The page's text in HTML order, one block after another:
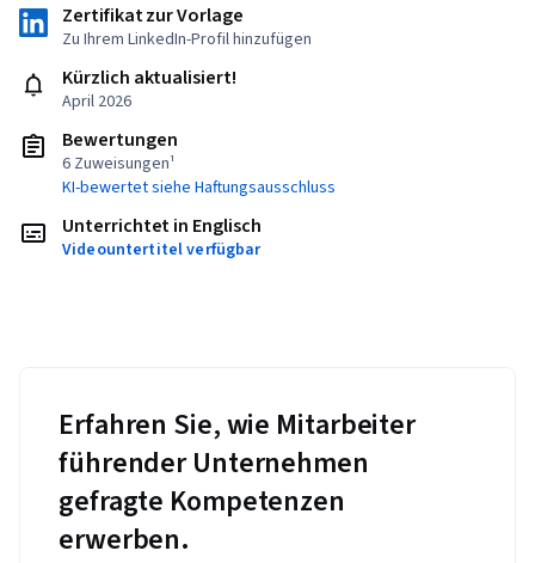
Zertifikat zur Vorlage
Zu Ihrem LinkedIn-Profil hinzufügen
Kürzlich aktualisiert!
April 2026
Bewertungen
6 Zuweisungen¹
KI-bewertet siehe Haftungsausschluss
Unterrichtet in Englisch
Videountertitel verfügbar
Erfahren Sie, wie Mitarbeiter
führender Unternehmen
gefragte Kompetenzen
erwerben.